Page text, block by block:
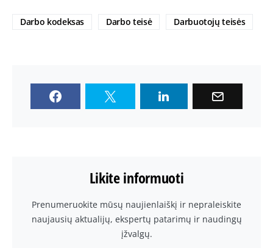
Darbo kodeksas Darbo teisė Darbuotojų teisės
Likite informuoti
Prenumeruokite mūsų naujienlaiškį ir nepraleiskite
naujausių aktualijų, ekspertų patarimų ir naudingų
įžvalgų.